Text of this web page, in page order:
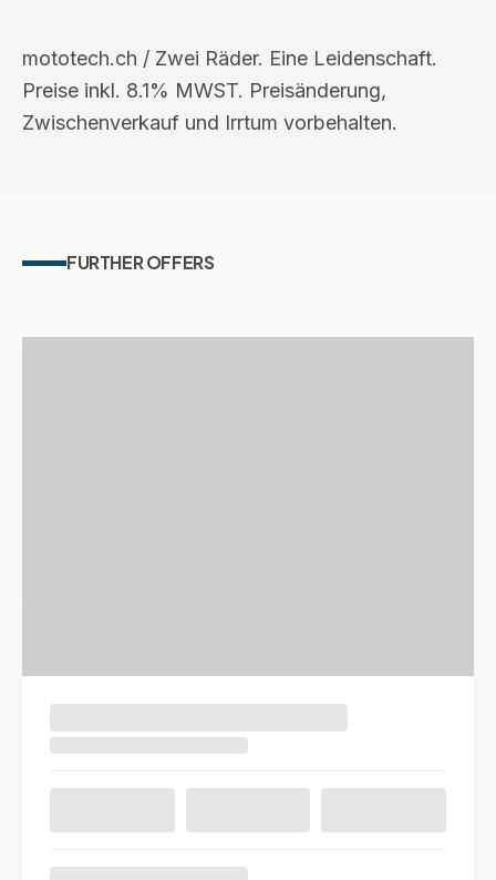
mototech.ch / Zwei Räder. Eine Leidenschaft.
Preise inkl. 8.1% MWST. Preisänderung,
Zwischenverkauf und Irrtum vorbehalten.
FURTHER OFFERS